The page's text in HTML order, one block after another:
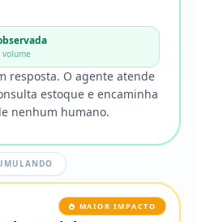
resposta. O agente atende
estoque e encaminha
nenhum humano.
MAIOR IMPACTO